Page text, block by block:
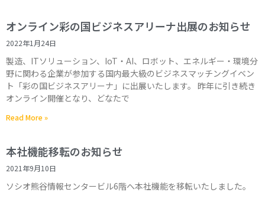
オンライン彩の国ビジネスアリーナ出展のお知らせ
2022年1月24日
製造、ITソリューション、IoT・AI、ロボット、エネルギー・環境分
野に関わる企業が参加する国内最大級のビジネスマッチングイベン
ト「彩の国ビジネスアリーナ」に出展いたします。 昨年に引き続き
オンライン開催となり、どなたで
Read More »
本社機能移転のお知らせ
2021年9月10日
ソシオ熊谷情報センタービル6階へ本社機能を移転いたしました。